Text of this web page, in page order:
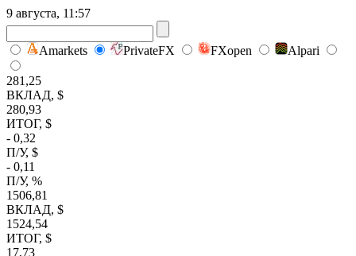
9 августа, 11:57
Amarkets PrivateFX FXopen Alpari
281,25
ВКЛАД, $
280,93
ИТОГ, $
- 0,32
П/У, $
- 0,11
П/У, %
1506,81
ВКЛАД, $
1524,54
ИТОГ, $
17,73